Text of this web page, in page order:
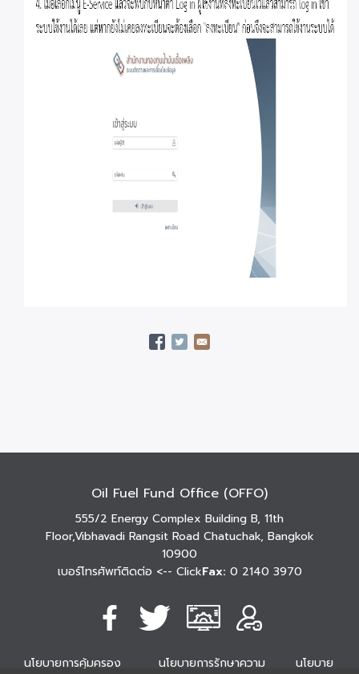
Oil Fuel Fund Office (OFFO)
555/2 Energy Complex Building B, 11th
Floor,Vibhavadi Rangsit Road Chatuchak, Bangkok
10900
เบอร์โทรศัพท์ติดต่อ <-- ClickFax: 0 2140 3970
นโยบายการคุ้มครอง
นโยบายการรักษาความ
นโยบาย